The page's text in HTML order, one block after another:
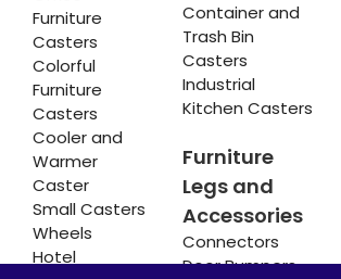
Furniture
Casters
Colorful
Furniture
Casters
Cooler and
Warmer
Caster
Small Casters
Wheels
Hotel
Container and
Trash Bin
Casters
Industrial
Kitchen Casters
Furniture
Legs and
Accessories
Connectors
Door Bumpers